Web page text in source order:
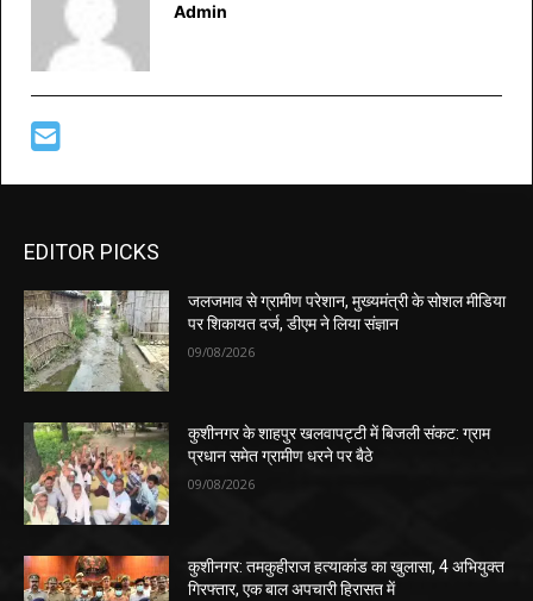
Admin
EDITOR PICKS
जलजमाव से ग्रामीण परेशान, मुख्यमंत्री के सोशल मीडिया
पर शिकायत दर्ज, डीएम ने लिया संज्ञान
09/08/2026
कुशीनगर के शाहपुर खलवापट्टी में बिजली संकट: ग्राम
प्रधान समेत ग्रामीण धरने पर बैठे
09/08/2026
कुशीनगर: तमकुहीराज हत्याकांड का खुलासा, 4 अभियुक्त
गिरफ्तार, एक बाल अपचारी हिरासत में